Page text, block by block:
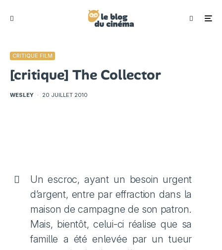
CRITIQUE FILM
[critique] The Collector
WESLEY · 20 JUILLET 2010
Un escroc, ayant un besoin urgent
d’argent, entre par effraction dans la
maison de campagne de son patron.
Mais, bientôt, celui-ci réalise que sa
famille a été enlevée par un tueur